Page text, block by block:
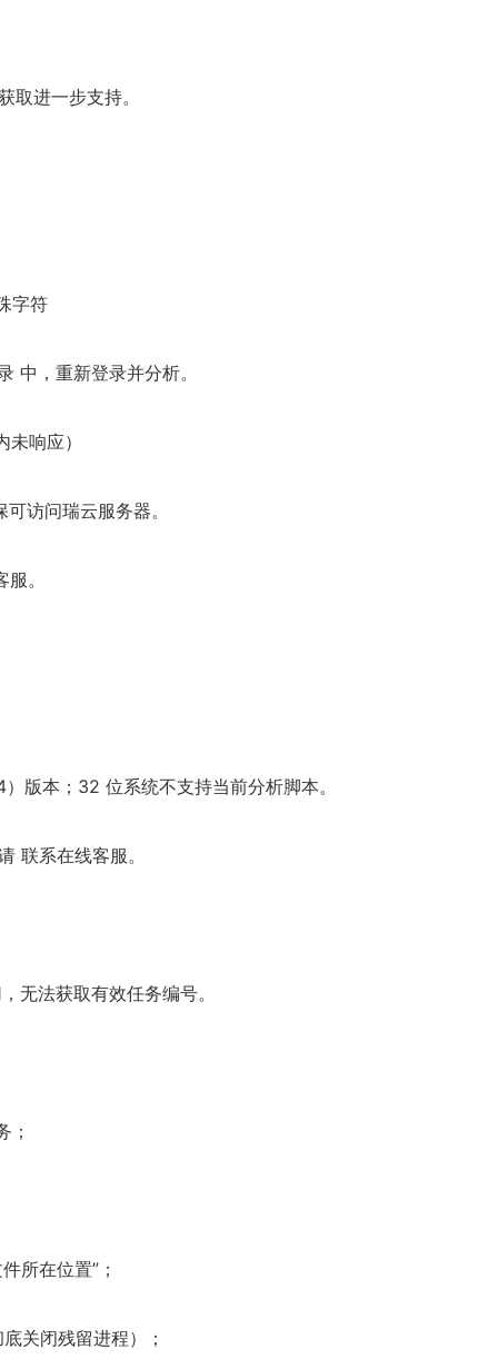
取进一步支持。
字符
中，重新登录并分析。
响应）
访问瑞云服务器。
。
版本；32 位系统不支持当前分析脚本。
联系在线客服。
无法获取有效任务编号。
；
所在位置”；
关闭残留进程）；